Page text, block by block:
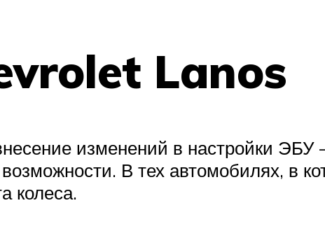
Lanos
изменений в настройки ЭБУ –
В тех автомобилях, в
колеса.